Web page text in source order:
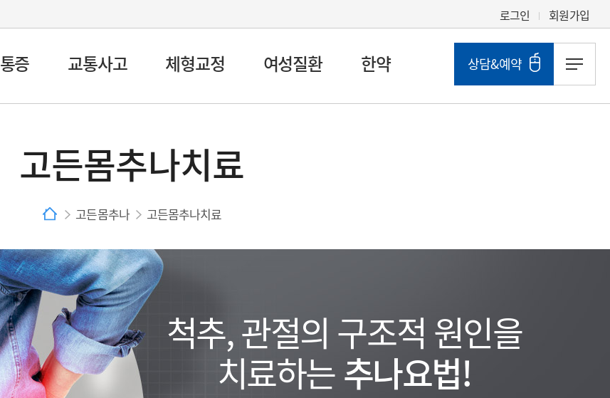
로그인 회원가입
통증 교통사고 체형교정 여성질환 한약 상담&예약
고든몸추나치료
고든몸추나 고든몸추나치료
척추, 관절의 구조적 원인을
치료하는추나요법!